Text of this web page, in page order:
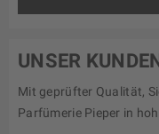
UNSER
Mit geprüfter Qualität,
Parfümerie Pieper in